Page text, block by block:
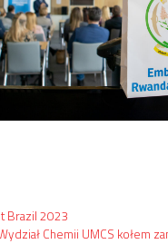
Brazil 2023
Chemii UMCS kołem